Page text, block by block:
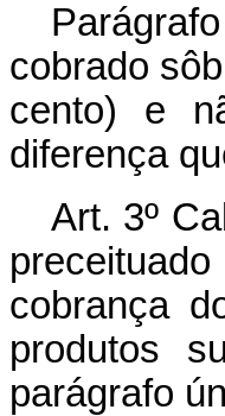
cobrado
cento) e
diferença
Art. 3º
cobrança
produtos
parágrafo